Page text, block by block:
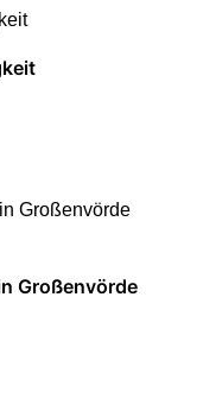
Großenvörde